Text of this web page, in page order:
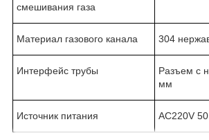
смешивания газа
Материал газового канала 304
Интерфейс трубы
Разъем с
мм
Источник питания AC220V